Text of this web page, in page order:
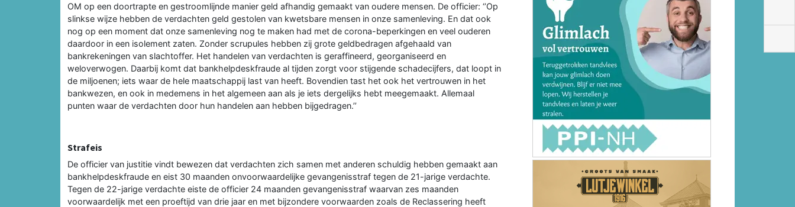
OM op een doortrapte en gestroomlijnde manier geld afhandig gemaakt van oudere mensen. De officier: ‘’Op
slinkse wijze hebben de verdachten geld gestolen van kwetsbare mensen in onze samenleving. En dat ook
nog op een moment dat onze samenleving nog te maken had met de corona-beperkingen en veel ouderen
daardoor in een isolement zaten. Zonder scrupules hebben zij grote geldbedragen afgehaald van
bankrekeningen van slachtoffer. Het handelen van verdachten is geraffineerd, georganiseerd en
weloverwogen. Daarbij komt dat bankhelpdeskfraude al tijden zorgt voor stijgende schadecijfers, dat loopt in
de miljoenen; iets waar de hele maatschappij last van heeft. Bovendien tast het ook het vertrouwen in het
bankwezen, en ook in medemens in het algemeen aan als je iets dergelijks hebt meegemaakt. Allemaal
punten waar de verdachten door hun handelen aan hebben bijgedragen.’’
Strafeis
De officier van justitie vindt bewezen dat verdachten zich samen met anderen schuldig hebben gemaakt aan
bankhelpdeskfraude en eist 30 maanden onvoorwaardelijke gevangenisstraf tegen de 21-jarige verdachte.
Tegen de 22-jarige verdachte eiste de officier 24 maanden gevangenisstraf waarvan zes maanden
voorwaardelijk met een proeftijd van drie jaar en met bijzondere voorwaarden zoals de Reclassering heeft